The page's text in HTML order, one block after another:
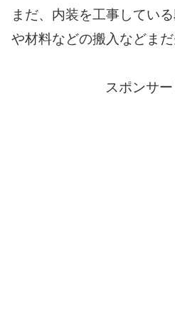
まだ、内装を工事してい
や材料などの搬入などまだ
スポンサ